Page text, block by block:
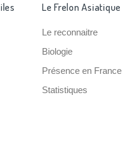
Le Frelon Asiatique
Le reconnaitre
Biologie
Présence en France
Statistiques